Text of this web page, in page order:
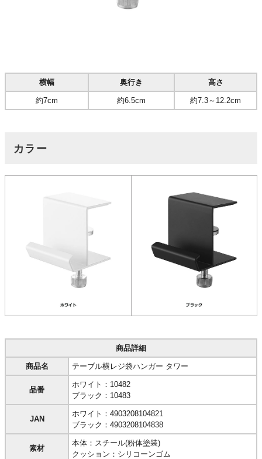
横幅 奥行き 高さ
約7cm 約6.5cm 約7.3～12.2cm
カラー
商品詳細
商品名 テーブル横レジ袋ハンガー タワー
品番
ホワイト：10482
ブラック：10483
JAN
ホワイト：4903208104821
ブラック：4903208104838
素材
本体：スチール(粉体塗装)
クッション：シリコーンゴム